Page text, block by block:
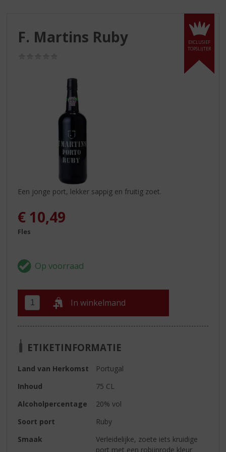
EXCLUSIEF
TOPSLIJTER
F. Martins Ruby
Een jonge port, lekker sappig en fruitig zoet.
€ 10,49
Fles
In winkelmand
ETIKETINFORMATIE
Land van Herkomst
Portugal
Inhoud
75 CL
Alcoholpercentage
20% vol
Soort port
Ruby
Smaak
Verleidelijke, zoete iets kruidige
port met een robijnrode kleur